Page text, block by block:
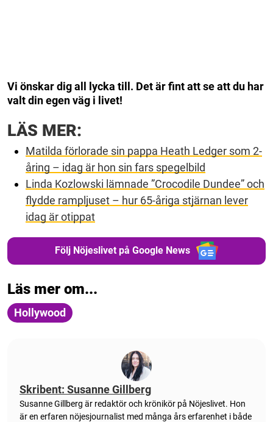
Vi önskar dig all lycka till. Det är fint att se att du har
valt din egen väg i livet!
LÄS MER:
Matilda förlorade sin pappa Heath Ledger som 2-
åring – idag är hon sin fars spegelbild
Linda Kozlowski lämnade ”Crocodile Dundee” och
flydde rampljuset – hur 65-åriga stjärnan lever
idag är otippat
Följ Nöjeslivet på Google News
Läs mer om...
Hollywood
Skribent: Susanne Gillberg
Susanne Gillberg är redaktör och krönikör på Nöjeslivet. Hon
är en erfaren nöjesjournalist med många års erfarenhet i både